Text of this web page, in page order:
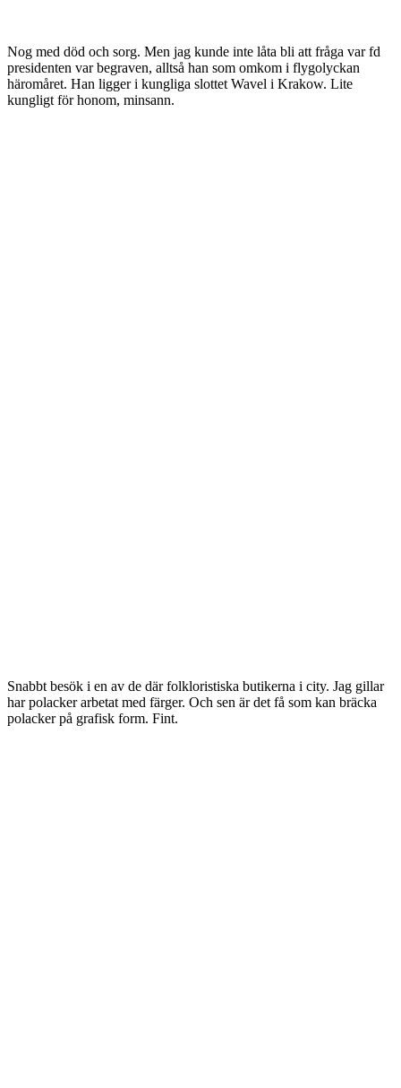
Nog med död och sorg. Men jag kunde inte låta bli att fråga var fd
presidenten var begraven, alltså han som omkom i flygolyckan
häromåret. Han ligger i kungliga slottet Wavel i Krakow. Lite
kungligt för honom, minsann.
Snabbt besök i en av de där folkloristiska butikerna i city. Jag gillar
har polacker arbetat med färger. Och sen är det få som kan bräcka
polacker på grafisk form. Fint.